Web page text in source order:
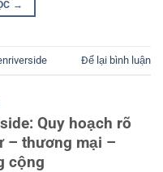
→
Để lại bình luận
Quy hoạch rõ
– thương mại –
cộng